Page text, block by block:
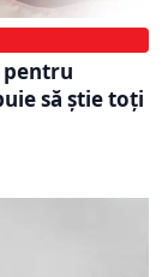
pentru
să știe toți